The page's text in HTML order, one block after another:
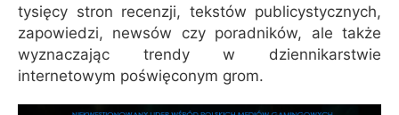
tysięcy stron recenzji, tekstów publicystycznych,
zapowiedzi, newsów czy poradników, ale także
wyznaczając trendy w dziennikarstwie
internetowym poświęconym grom.